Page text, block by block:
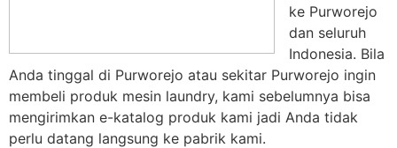
ke Purworejo
dan seluruh
Indonesia. Bila
Anda tinggal di Purworejo atau sekitar Purworejo ingin
membeli produk mesin laundry, kami sebelumnya bisa
mengirimkan e-katalog produk kami jadi Anda tidak
perlu datang langsung ke pabrik kami.